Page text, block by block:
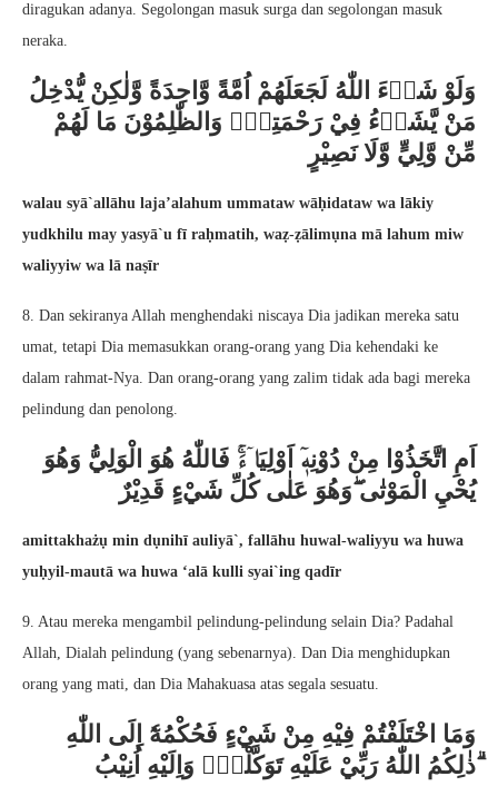
diragukan adanya. Segolongan masuk surga dan segolongan masuk
neraka.
وَلَوْ شَاۤءَ اللّٰهُ لَجَعَلَهُمْ اُمَّةً وَّاحِدَةً وَّلٰكِنْ يُّدْخِلُ
مَنْ يَّشَاۤءُ فِيْ رَحْمَتِهٖۗ وَالظّٰلِمُوْنَ مَا لَهُمْ
مِّنْ وَّلِيٍّ وَّلَا نَصِيْرٍ
walau syā`allāhu laja’alahum ummataw wāḥidataw wa lākiy
yudkhilu may yasyā`u fī raḥmatih, waẓ-ẓālimụna mā lahum miw
waliyyiw wa lā naṣīr
8. Dan sekiranya Allah menghendaki niscaya Dia jadikan mereka satu
umat, tetapi Dia memasukkan orang-orang yang Dia kehendaki ke
dalam rahmat-Nya. Dan orang-orang yang zalim tidak ada bagi mereka
pelindung dan penolong.
اَمِ اتَّخَذُوْا مِنْ دُوْنِهٖٓ اَوْلِيَاۤءَۚ فَاللّٰهُ هُوَ الْوَلِيُّ وَهُوَ
يُحْيِ الْمَوْتٰى ۖوَهُوَ عَلٰى كُلِّ شَيْءٍ قَدِيْرٌ
amittakhażụ min dụnihī auliyā`, fallāhu huwal-waliyyu wa huwa
yuḥyil-mautā wa huwa ‘alā kulli syai`ing qadīr
9. Atau mereka mengambil pelindung-pelindung selain Dia? Padahal
Allah, Dialah pelindung (yang sebenarnya). Dan Dia menghidupkan
orang yang mati, dan Dia Mahakuasa atas segala sesuatu.
وَمَا اخْتَلَفْتُمْ فِيْهِ مِنْ شَيْءٍ فَحُكْمُهٗٓ اِلَى اللّٰهِ
ۗذٰلِكُمُ اللّٰهُ رَبِّيْ عَلَيْهِ تَوَكَّلْتُۖ وَاِلَيْهِ اُنِيْبُ